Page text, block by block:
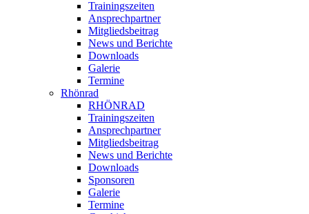
Trainingszeiten
Ansprechpartner
Mitgliedsbeitrag
News und Berichte
Downloads
Galerie
Termine
Rhönrad
RHÖNRAD
Trainingszeiten
Ansprechpartner
Mitgliedsbeitrag
News und Berichte
Downloads
Sponsoren
Galerie
Termine